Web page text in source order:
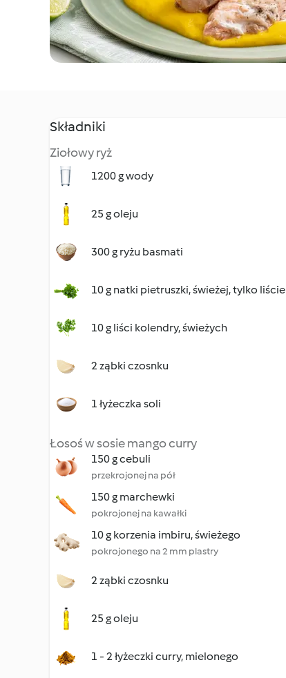
Składniki
Ziołowy ryż
1200 g wody
25 g oleju
300 g ryżu basmati
10 g natki pietruszki, świeżej, tylko liście
10 g liści kolendry, świeżych
2 ząbki czosnku
1 łyżeczka soli
Łosoś w sosie mango curry
150 g cebuli
przekrojonej na pół
150 g marchewki
pokrojonej na kawałki
10 g korzenia imbiru, świeżego
pokrojonego na 2 mm plastry
2 ząbki czosnku
25 g oleju
1 - 2 łyżeczki curry, mielonego